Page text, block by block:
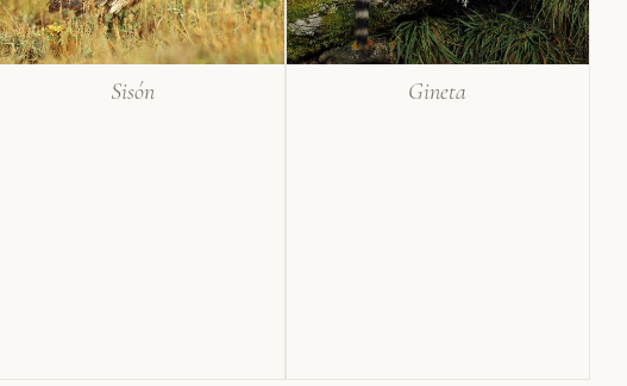
Sisón Gineta